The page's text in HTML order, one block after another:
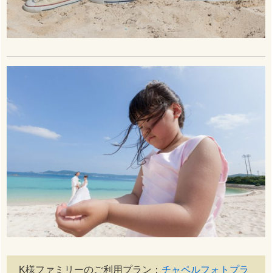
K様ファミリーのご利用プラン：チャペルフォトプラ